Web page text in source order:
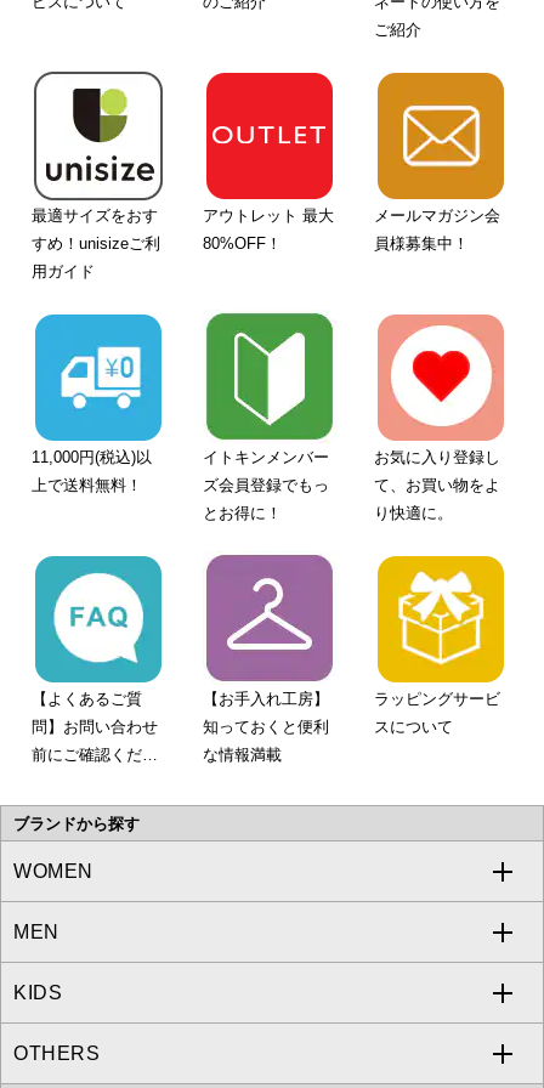
ご紹介
最適サイズをおす
すめ！unisizeご利
用ガイド
アウトレット 最大
80%OFF！
メールマガジン会
員様募集中！
11,000円(税込)以
上で送料無料！
イトキンメンバー
ズ会員登録でもっ
とお得に！
お気に入り登録し
て、お買い物をよ
り快適に。
【よくあるご質
問】お問い合わせ
前にご確認くださ
【お手入れ工房】
知っておくと便利
な情報満載
ラッピングサービ
スについて
ブランドから探す
WOMEN
a.v.v
MICHEL KLEIN
MK MICHEL KLEIN
MEN
a.v.v
MICHEL KLEIN HOMME
KIDS
a.v.v
OTHERS